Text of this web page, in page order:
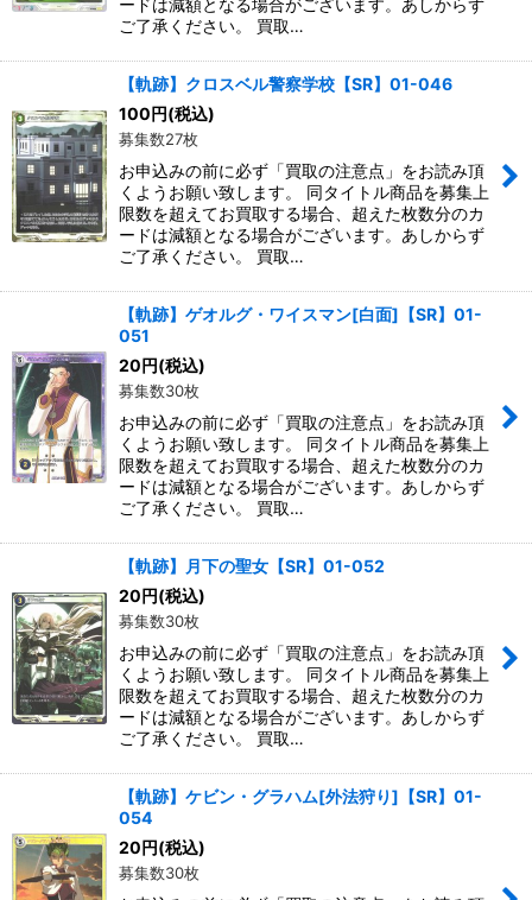
ードは減額となる場合がございます。あしからず
ご了承ください。 買取…
【軌跡】クロスベル警察学校【SR】01-046
100円(税込)
募集数27枚
お申込みの前に必ず「買取の注意点」をお読み頂
くようお願い致します。 同タイトル商品を募集上
限数を超えてお買取する場合、超えた枚数分のカ
ードは減額となる場合がございます。あしからず
ご了承ください。 買取…
【軌跡】ゲオルグ・ワイスマン[白面]【SR】01-
051
20円(税込)
募集数30枚
お申込みの前に必ず「買取の注意点」をお読み頂
くようお願い致します。 同タイトル商品を募集上
限数を超えてお買取する場合、超えた枚数分のカ
ードは減額となる場合がございます。あしからず
ご了承ください。 買取…
【軌跡】月下の聖女【SR】01-052
20円(税込)
募集数30枚
お申込みの前に必ず「買取の注意点」をお読み頂
くようお願い致します。 同タイトル商品を募集上
限数を超えてお買取する場合、超えた枚数分のカ
ードは減額となる場合がございます。あしからず
ご了承ください。 買取…
【軌跡】ケビン・グラハム[外法狩り]【SR】01-
054
20円(税込)
募集数30枚